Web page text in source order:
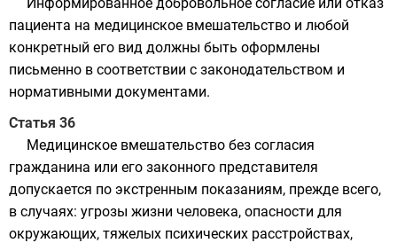
пациента на медицинское вмешательство и любой
конкретный его вид должны быть оформлены
письменно в соответствии с законодательством и
нормативными документами.
Статья 36
Медицинское вмешательство без согласия
гражданина или его законного представителя
допускается по экстренным показаниям, прежде всего,
в случаях: угрозы жизни человека, опасности для
окружающих, тяжелых психических расстройствах,